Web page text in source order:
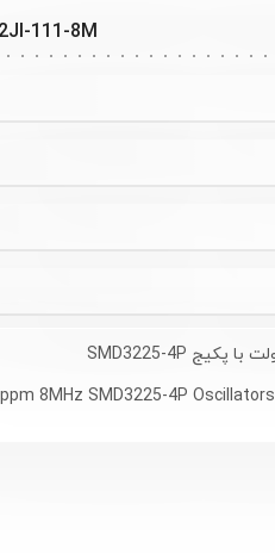
111-8M
8MHz SMD3225-4P Oscillators